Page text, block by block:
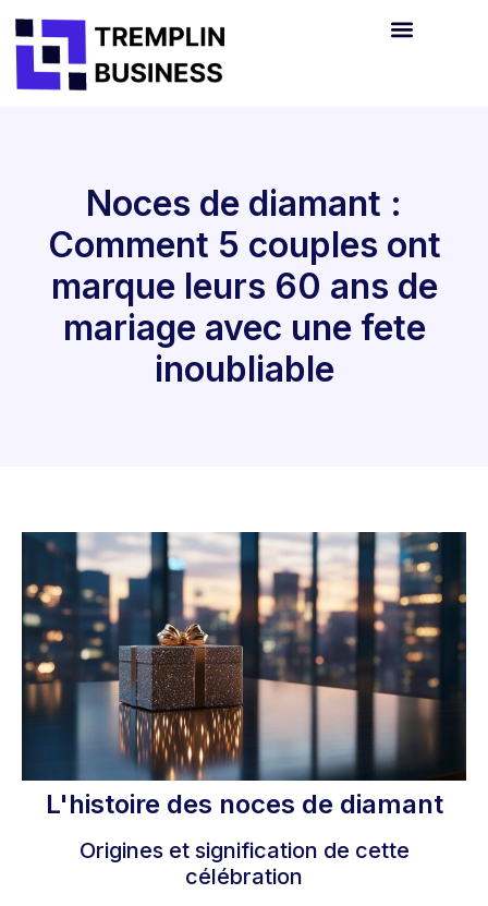
Noces de diamant :
Comment 5 couples ont
marque leurs 60 ans de
mariage avec une fete
inoubliable
L'histoire des noces de diamant
Origines et signification de cette
célébration